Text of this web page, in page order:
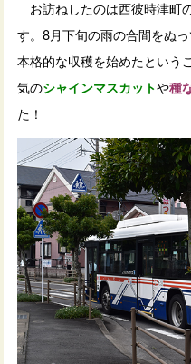
お訪ねしたのは西彼時津町
す。8月下旬の雨の合間をぬ
本格的な収穫を始めたという
気のシャインマスカットや種
た！